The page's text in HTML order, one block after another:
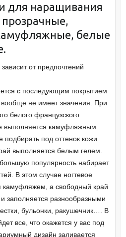
для наращивания
белые
от предпочтений
с последующим покрытием
вообще не имеет значения. При
белого французского
выполняется камуфляжным
подбирать под оттенок кожи
выполняется белым гелем.
популярность набирает
В этом случае ногтевое
камуфляжем, а свободный край
заполняется разнообразными
бульонки, ракушечник…. В
все, что окажется у вас под
дизайн заливается